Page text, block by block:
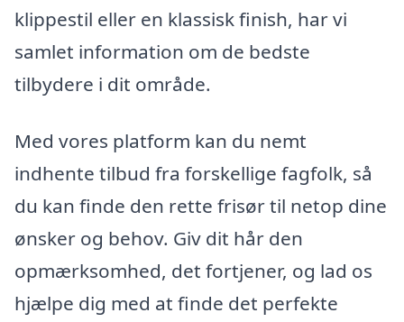
klippestil eller en klassisk finish, har vi
samlet information om de bedste
tilbydere i dit område.
Med vores platform kan du nemt
indhente tilbud fra forskellige fagfolk, så
du kan finde den rette frisør til netop dine
ønsker og behov. Giv dit hår den
opmærksomhed, det fortjener, og lad os
hjælpe dig med at finde det perfekte